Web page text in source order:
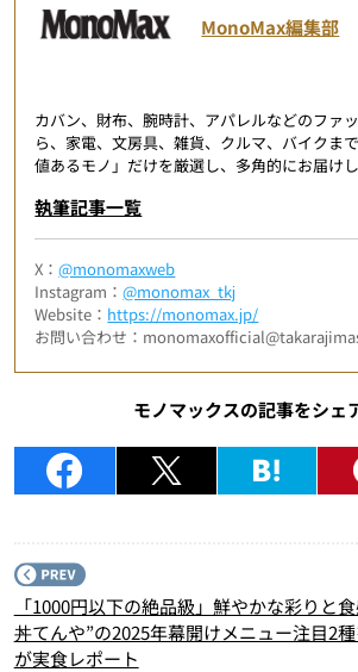
MonoMax編集部
カバン、財布、腕時計、アパレルなどのファ
ら、家電、文房具、雑貨、クルマ、バイクま
値あるモノ」だけを厳選し、多角的にお届け
執筆記事一覧
X：@monomaxweb
Instagram：@monomax_tkj
Website： https://monomax.jp/
お問い合わせ：
モノマックスの記事をシェ
「1000円以下の絶品級」鮮やかな彩りと
丼てんや”の2025年幕開けメニュー注目2
が実食レポート